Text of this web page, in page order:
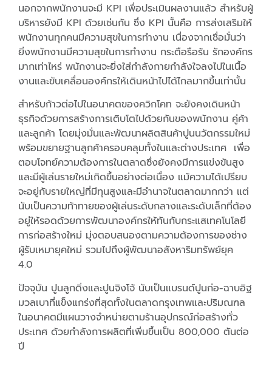
นอกจากพนักงานจะมี KPI เพื่อประเมินผลงานแล้ว สำหรับผู้
บริหารยังมี KPI ด้วยเช่นกัน ซึ่ง KPI นั้นคือ การส่งเสริมให้
พนักงานทุกคนมีความสุขในการทำงาน เนื่องจากเชื่อมั่นว่า
ยิ่งพนักงานมีความสุขในการทำงาน กระตือรือร้น รักองค์กร
มากเท่าไหร่ พนักงานจะยิ่งใส่กำลังกายกำลังใจลงไปในเนื้อ
งานและขับเคลื่อนองค์กรให้เดินหน้าไปได้ไกลมากขึ้นเท่านั้น
สำหรับก้าวต่อไปในอนาคตของควิกโคท จะยังคงเดินหน้า
ธุรกิจด้วยการสร้างการเติบโตไปด้วยกันของพนักงาน คู่ค้า
และลูกค้า โดยมุ่งมั่นและพัฒนาผลิตสินค้าปูนนวัตกรรมใหม่
พร้อมขยายฐานลูกค้าครอบคลุมทั้งในและต่างประเทศ เพื่อ
ตอบโจทย์ความต้องการในตลาดซึ่งยังคงมีการแข่งขันสูง
และมีผู้เล่นรายใหม่เกิดขึ้นอย่างต่อเนื่อง แม้ความได้เปรียบ
จะอยู่กับรายใหญ่ที่มีทุนสูงและมีอำนาจในตลาดมากกว่า แต่
นับเป็นความท้าทายของผู้เล่นระดับกลางและระดับเล็กที่ต้อง
อยู่ให้รอดด้วยการพัฒนาองค์กรให้ทันกับกระแสเทคโนโลยี
การก่อสร้างใหม่ มุ่งตอบสนองตามความต้องการของช่าง
ผู้รับเหมายุคใหม่ รวมไปถึงผู้พัฒนาอสังหาริมทรัพย์ยุค
4.0
ปัจจุบัน ปูนลูกดิ่งและปูนจิงโจ้ นับเป็นแบรนด์ปูนก่อ-ฉาบอิฐ
มวลเบาที่แข็งแกร่งที่สุดทั้งในตลาดกรุงเทพและปริมณฑล
ในอนาคตมีแผนวางจำหน่ายตามร้านอุปกรณ์ก่อสร้างทั่ว
ประเทศ ด้วยกำลังการผลิตที่เพิ่มขึ้นเป็น 800,000 ตันต่อ
ปี